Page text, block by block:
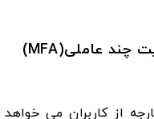
از کاربران می خواهد